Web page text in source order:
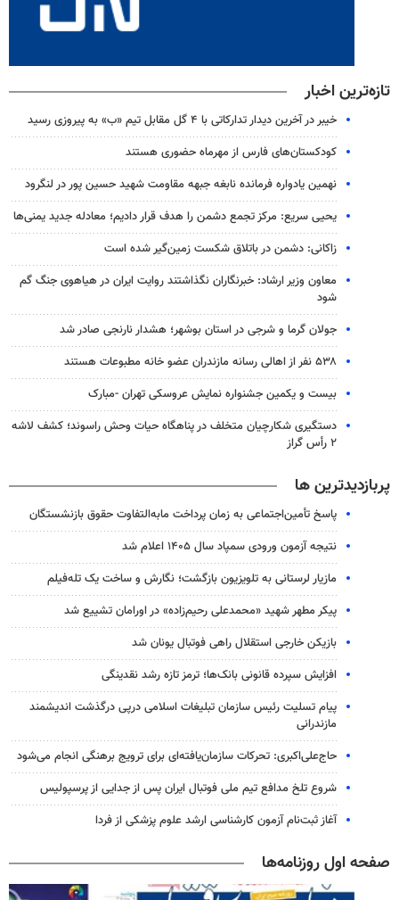
تازه‌ترین اخبار
خیبر در آخرین دیدار تدارکاتی با ۴ گل مقابل تیم «ب» به پیروزی رسید
کودکستان‌های فارس از مهرماه حضوری هستند
نهمین یادواره فرمانده نابغه جبهه مقاومت شهید حسین پور در لنگرود
یحیی سریع: مرکز تجمع دشمن را هدف قرار دادیم؛ معادله جدید یمنی‌ها
زاکانی: دشمن در باتلاق شکست زمین‌گیر شده است
معاون وزیر ارشاد: خبرنگاران نگذاشتند روایت ایران در هیاهوی جنگ گم
شود
جولان گرما و شرجی در استان بوشهر؛ هشدار نارنجی صادر شد
۵۳۸ نفر از اهالی رسانه مازندران عضو خانه مطبوعات هستند
بیست و یکمین جشنواره نمایش عروسکی تهران -مبارک
دستگیری شکارچیان متخلف در پناهگاه حیات وحش راسوند؛ کشف لاشه
۲ رأس گراز
پربازدیدترین ها
پاسخ تأمین‌اجتماعی به زمان پرداخت مابه‌التفاوت حقوق بازنشستگان
نتیجه آزمون ورودی سمپاد سال ۱۴۰۵ اعلام شد
مازیار لرستانی به تلویزیون بازگشت؛ نگارش و ساخت یک تله‌فیلم
پیکر مطهر شهید «محمدعلی رحیم‌زاده» در اورامان تشییع شد
بازیکن خارجی استقلال راهی فوتبال یونان شد
افزایش سپرده قانونی بانک‌ها؛ ترمز تازه رشد نقدینگی
پیام تسلیت رئیس سازمان تبلیغات اسلامی درپی درگذشت اندیشمند
مازندرانی
حاج‌علی‌اکبری: تحرکات سازمان‌یافته‌ای برای ترویج برهنگی انجام می‌شود
شروع تلخ مدافع تیم ملی فوتبال ایران پس از جدایی از پرسپولیس
آغاز ثبت‌نام‌ آزمون کارشناسی ارشد علوم پزشکی از فردا
صفحه اول روزنامه‌ها